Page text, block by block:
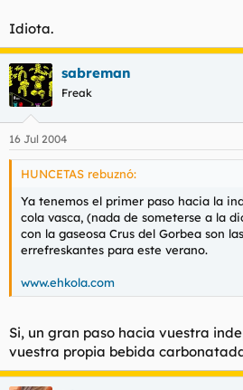
Idiota.
sabreman
Freak
16 Jul 2004
HUNCETAS rebuznó:
Ya tenemos el primer paso hacia la
cola vasca, (nada de someterse a la
con la gaseosa Crus del Gorbea son
errefreskantes para este verano.
www.ehkola.com
Si, un gran paso hacia vuestra
vuestra propia bebida